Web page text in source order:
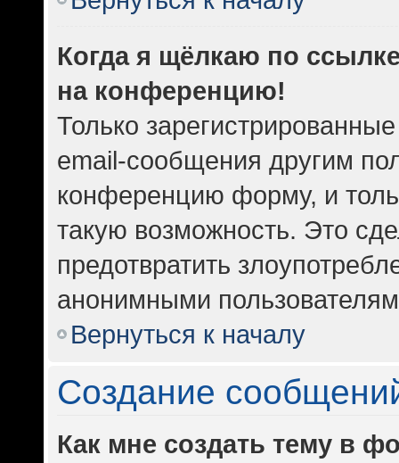
Когда я щёлкаю по
на конференцию!
Только
email-сообщения другим
конференцию форму, и
такую возможность. Это
предотвратить
анонимными
Вернуться к началу
Создание
Как мне создать тему в